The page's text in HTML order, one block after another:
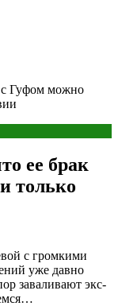
с Гуфом можно
ее брак
только
с громкими
уже давно
заваливают экс-